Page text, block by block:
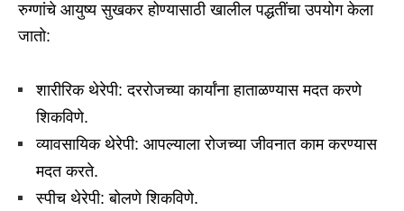
रुग्णांचे आयुष्य सुखकर होण्यासाठी खालील पद्धतींचा उपयोग केला
जातो:
शारीरिक थेरेपी: दररोजच्या कार्यांना हाताळण्यास मदत करणे
शिकविणे.
व्यावसायिक थेरेपी: आपल्याला रोजच्या जीवनात काम करण्यास
मदत करते.
स्पीच थेरेपी: बोलणे शिकविणे.